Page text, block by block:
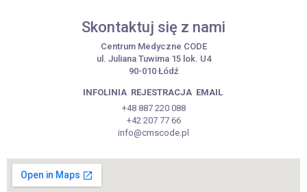
Skontaktuj się z nami
Centrum Medyczne CODE
ul. Juliana Tuwima 15 lok. U4
90-010 Łódź
INFOLINIA REJESTRACJA EMAIL
+48 887 220 088
+42 207 77 66
info@cmscode.pl